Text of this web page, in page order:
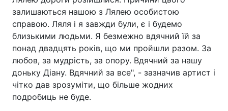
залишаються нашою з Лялею особистою
справою. Ляля і я завжди були, є і будемо
близькими людьми. Я безмежно вдячний їй за
понад двадцять років, що ми пройшли разом. За
любов, за мудрість, за опору. Вдячний за нашу
доньку Діану. Вдячний за все", - зазначив артист і
чітко дав зрозуміти, що більше жодних
подробиць не буде.